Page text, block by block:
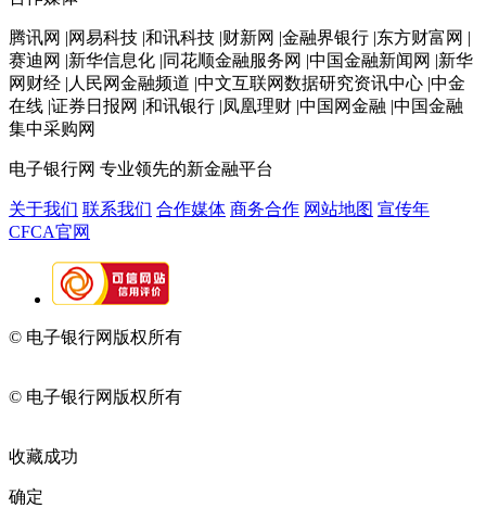
腾讯网 |网易科技 |和讯科技 |财新网 |金融界银行 |东方财富网 |
赛迪网 |新华信息化 |同花顺金融服务网 |中国金融新闻网 |新华
网财经 |人民网金融频道 |中文互联网数据研究资讯中心 |中金
在线 |证券日报网 |和讯银行 |凤凰理财 |中国网金融 |中国金融
集中采购网
电子银行网 专业领先的新金融平台
关于我们 联系我们 合作媒体 商务合作 网站地图 宣传年
CFCA官网
© 电子银行网版权所有
© 电子银行网版权所有
收藏成功
确定